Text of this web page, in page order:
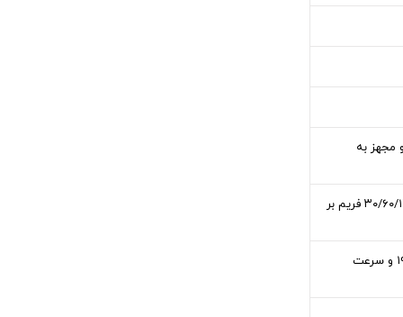
یک دوربین در قسمت پشتی | سنسور با رزولوشن ۱۲ مگاپیکسل حسگر از نوع عریض با گشودگی دریچه دیافراگم f/۱.۸ و مجهز به
رزولوشن ۲۱۶۰ × ۳۸۴۰ و سرعت ۲۴/۳۰/۶۰ فریم بر ثانیه (۴K@۲۴/۳۰/۶۰fps) رزولوشن ۱۰۸۰ × ۱۹۲۰ و سرعت ۳۰/۶۰/۱۲۰/۲۴۰ فریم بر
یک دوربین در قسمت جلویی با رزولوشن ۷ مگاپیکسل گشودگی دریچه دیافراگم f/۲.۲ فیلمبرداری: رزولوشن ۱۰۸۰ × ۱۹۲۰ و سرعت